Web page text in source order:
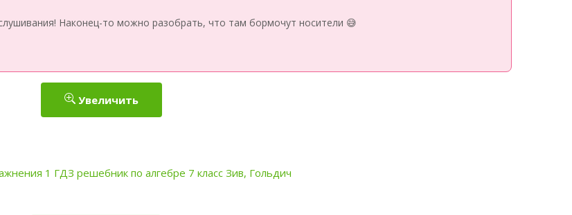
Наконец-то можно разобрать, что там бормочут носители 😅
Увеличить